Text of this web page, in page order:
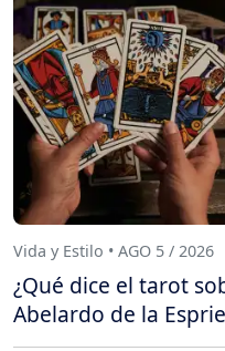
Vida y Estilo • AGO 5 / 2026
¿Qué dice el tarot
Abelardo de la